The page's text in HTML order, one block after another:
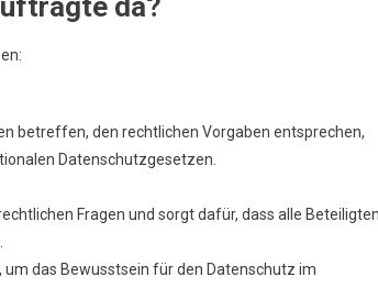
da?
betreffen, den rechtlichen Vorgaben entsprechen,
Datenschutzgesetzen.
Fragen und sorgt dafür, dass alle Beteiligten
um das Bewusstsein für den Datenschutz im